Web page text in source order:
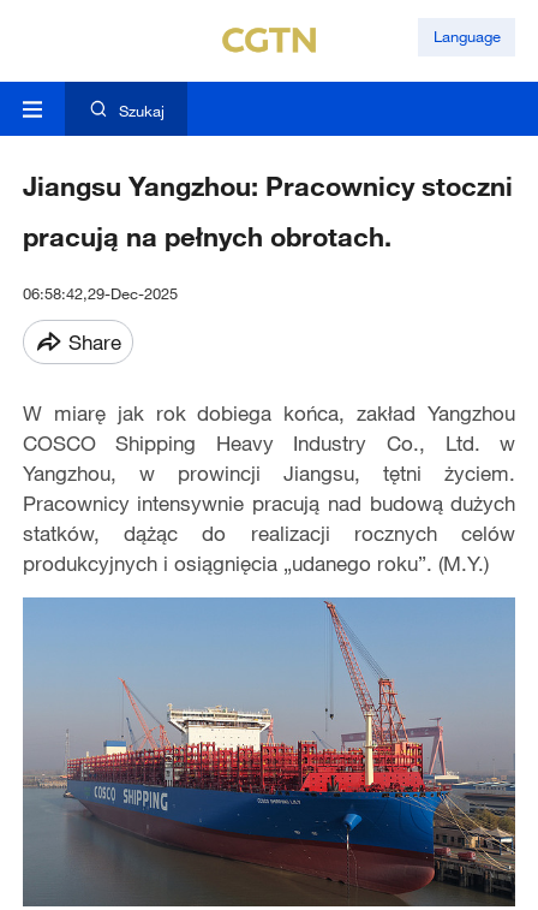
Language
Szukaj
Jiangsu Yangzhou: Pracownicy stoczni
pracują na pełnych obrotach.
06:58:42,29-Dec-2025
Share
W miarę jak rok dobiega końca, zakład Yangzhou
COSCO Shipping Heavy Industry Co., Ltd. w
Yangzhou, w prowincji Jiangsu, tętni życiem.
Pracownicy intensywnie pracują nad budową dużych
statków, dążąc do realizacji rocznych celów
produkcyjnych i osiągnięcia „udanego roku”. (M.Y.)